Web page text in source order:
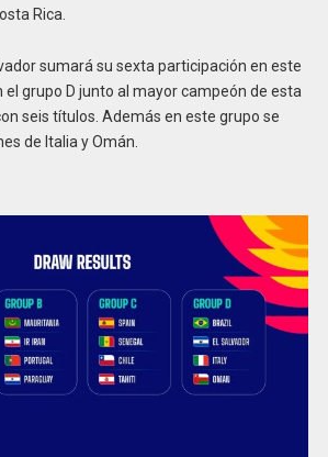
Rica.
sumará su sexta participación en este
grupo D junto al mayor campeón de esta
seis títulos. Además en este grupo se
de Italia y Omán.